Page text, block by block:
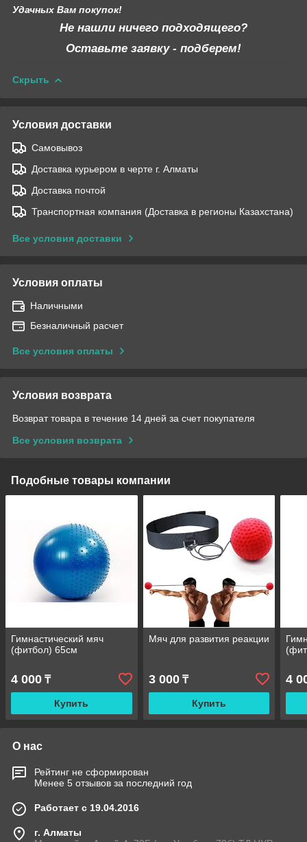
Удачных Вам покупок!
Не нашли ничего подходящего?
Оставьте заявку - подберем!
Скрыть
Условия доставки
Самовывоз
Доставка курьером в черте г. Алматы
Доставка почтой
Транспортная компания (Доставка в регионы Казахстана)
Все условия доставки
Условия оплаты
Наличными
Безналичный расчет
Все условия оплаты
Условия возврата
Возврат товара в течение 14 дней за счет покупателя
Все условия возврата
Подобные товары компании
Гимнастический мяч
(фитбол) 65см
4 000 ₸
Купить
Мяч для развития реакции
3 000₸
Купить
4
О нас
Рейтинг не сформирован
Менее 5 отзывов за последний год
Работает с 19.04.2016
г. Алматы